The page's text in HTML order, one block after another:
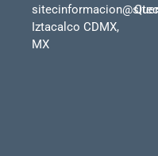
Iztacalco CDMX,
MX